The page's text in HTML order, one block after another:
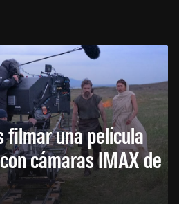
filmar una película
cámaras IMAX de